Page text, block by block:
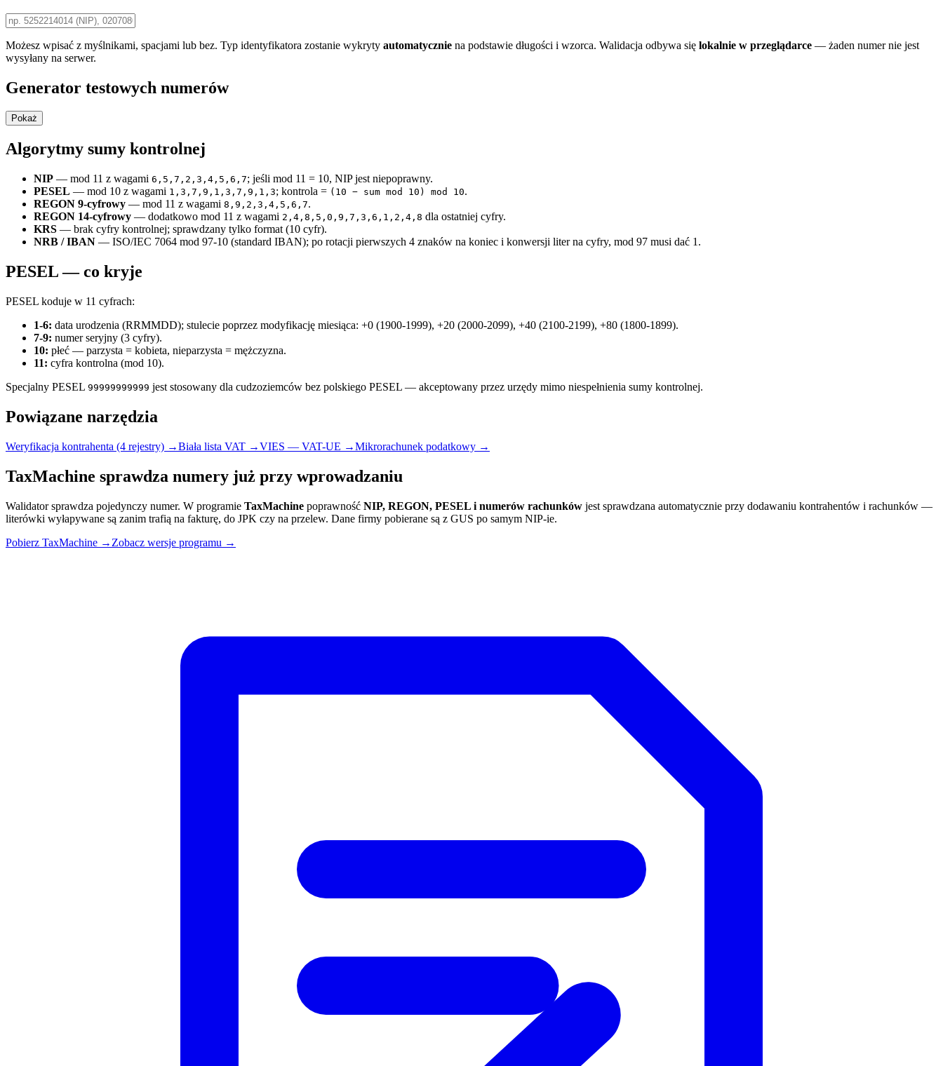
Możesz wpisać z myślnikami, spacjami lub bez. Typ identyfikatora zostanie wykryty automatycznie na podstawie długości i wzorca. Walidacja odbywa się lokalnie w przeglądarce — żaden numer nie jest
wysyłany na serwer.
Generator testowych numerów
Pokaż
Algorytmy sumy kontrolnej
NIP — mod 11 z wagami 6,5,7,2,3,4,5,6,7; jeśli mod 11 = 10, NIP jest niepoprawny.
PESEL — mod 10 z wagami 1,3,7,9,1,3,7,9,1,3; kontrola = (10 − sum mod 10) mod 10.
REGON 9-cyfrowy — mod 11 z wagami 8,9,2,3,4,5,6,7.
REGON 14-cyfrowy — dodatkowo mod 11 z wagami 2,4,8,5,0,9,7,3,6,1,2,4,8 dla ostatniej cyfry.
KRS — brak cyfry kontrolnej; sprawdzany tylko format (10 cyfr).
NRB / IBAN — ISO/IEC 7064 mod 97-10 (standard IBAN); po rotacji pierwszych 4 znaków na koniec i konwersji liter na cyfry, mod 97 musi dać 1.
PESEL — co kryje
PESEL koduje w 11 cyfrach:
1-6: data urodzenia (RRMMDD); stulecie poprzez modyfikację miesiąca: +0 (1900-1999), +20 (2000-2099), +40 (2100-2199), +80 (1800-1899).
7-9: numer seryjny (3 cyfry).
10: płeć — parzysta = kobieta, nieparzysta = mężczyzna.
11: cyfra kontrolna (mod 10).
Specjalny PESEL 99999999999 jest stosowany dla cudzoziemców bez polskiego PESEL — akceptowany przez urzędy mimo niespełnienia sumy kontrolnej.
Powiązane narzędzia
Weryfikacja kontrahenta (4 rejestry) →Biała lista VAT →VIES — VAT-UE →Mikrorachunek podatkowy →
TaxMachine sprawdza numery już przy wprowadzaniu
Walidator sprawdza pojedynczy numer. W programie TaxMachine poprawność NIP, REGON, PESEL i numerów rachunków jest sprawdzana automatycznie przy dodawaniu kontrahentów i rachunków —
literówki wyłapywane są zanim trafią na fakturę, do JPK czy na przelew. Dane firmy pobierane są z GUS po samym NIP-ie.
Pobierz TaxMachine → Zobacz wersje programu →